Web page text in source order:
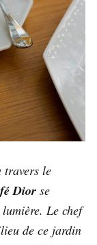
travers le
Dior se
Le chef
de ce jardin